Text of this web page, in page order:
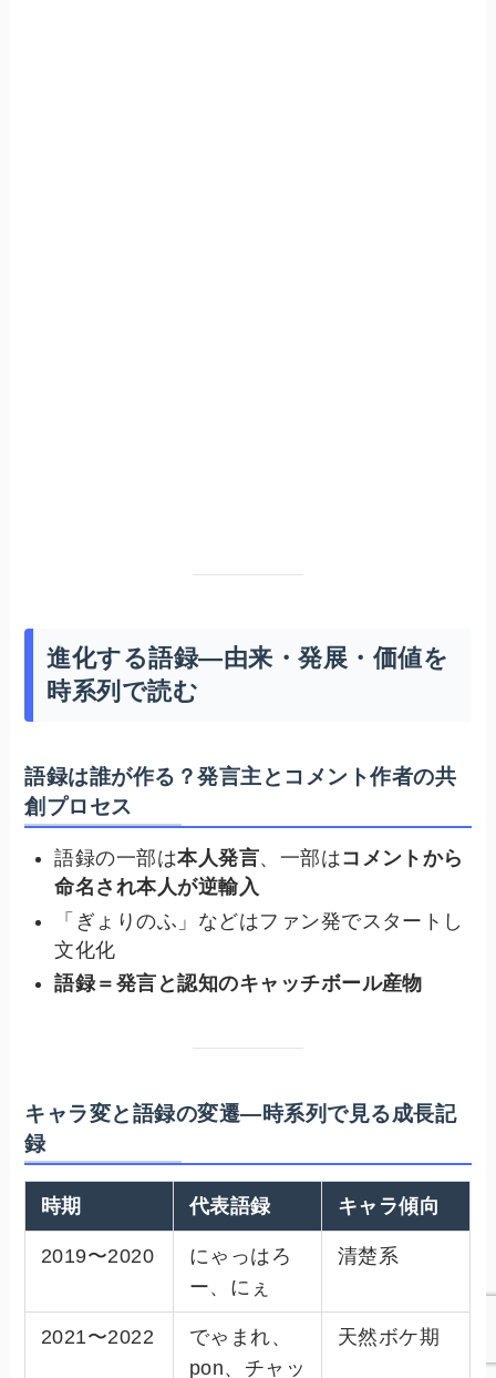
進化する語録—由来・発展・価値を
時系列で読む
語録は誰が作る？発言主とコメント作者の共
創プロセス
語録の一部は本人発言、一部はコメントから
命名され本人が逆輸入
「ぎょりのふ」などはファン発でスタートし
文化化
語録＝発言と認知のキャッチボール産物
キャラ変と語録の変遷—時系列で見る成長記
録
時期 代表語録 キャラ傾向
2019〜2020
にゃっはろ
ー、にぇ
清楚系
2021〜2022
でゃまれ、
pon、チャッ
天然ボケ期